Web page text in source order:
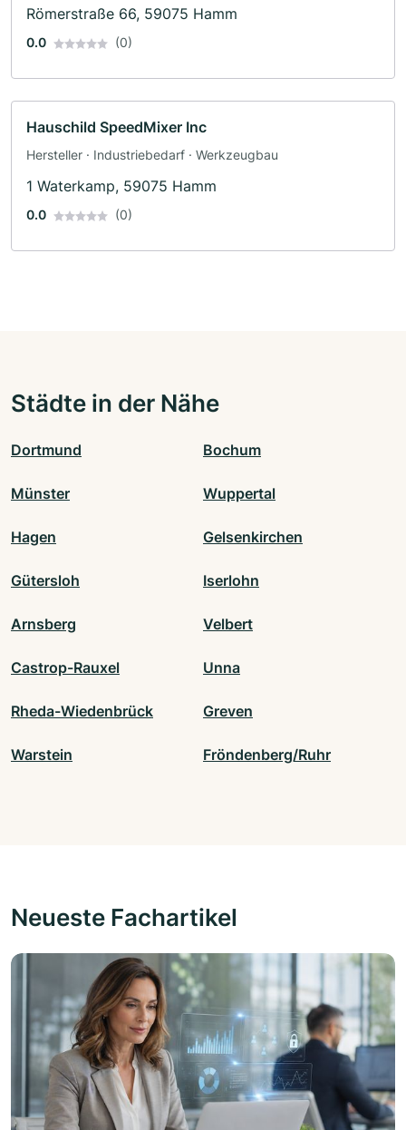
Römerstraße 66, 59075 Hamm
0.0 (0)
Hauschild SpeedMixer Inc
Hersteller · Industriebedarf · Werkzeugbau
1 Waterkamp, 59075 Hamm
0.0 (0)
Städte in der Nähe
Dortmund Bochum
Münster Wuppertal
Hagen Gelsenkirchen
Gütersloh Iserlohn
Arnsberg Velbert
Castrop-Rauxel Unna
Rheda-Wiedenbrück Greven
Warstein Fröndenberg/Ruhr
Neueste Fachartikel